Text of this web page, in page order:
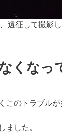
遠征して撮影
くなっ
のトラブルが
ました。